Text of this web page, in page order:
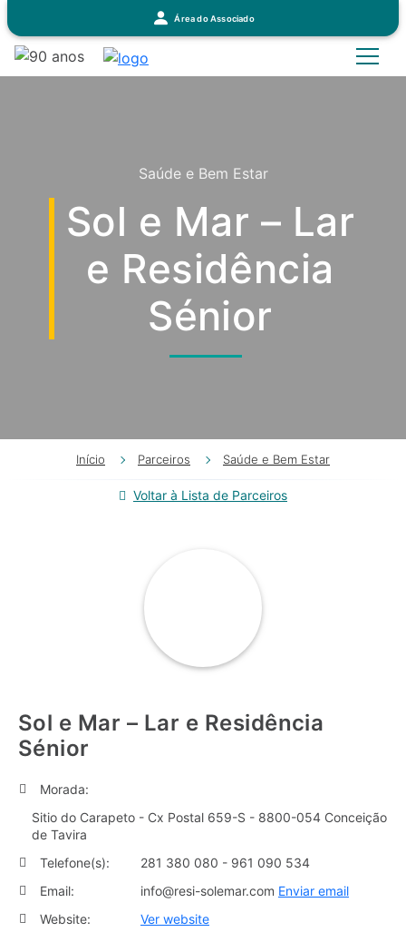
Área do Associado
Saúde e Bem Estar
Sol e Mar – Lar
e Residência
Sénior
Início Parceiros Saúde e Bem Estar
Voltar à Lista de Parceiros
Sol e Mar – Lar e Residência
Sénior
Morada:
Sitio do Carapeto - Cx Postal 659-S - 8800-054 Conceição
de Tavira
Telefone(s):
281 380 080 - 961 090 534
Email:
info@resi-solemar.com Enviar email
Website:
Ver website